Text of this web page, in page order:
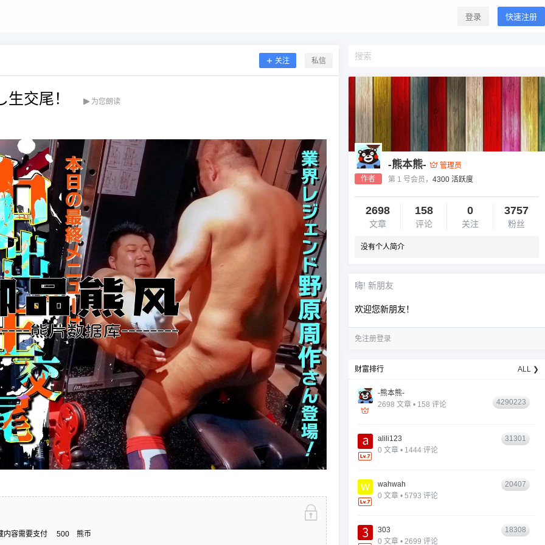
登录 快速注册
关注 私信
交尾！ 为您朗读
内容需要支付 500 熊币
作者
-熊本熊-
管理员
第 1 号会员， 4300 活跃度
2698
文章
158
评论
0
关注
3757
粉丝
没有个人简介
嗨! 新朋友
欢迎您新朋友！
免注册登录
财富排行 ALL ❯
-熊本熊-
2698 文章 • 158 评论
4290223
alili123
0 文章 • 1444 评论
31301
wahwah
0 文章 • 5793 评论
20407
303
0 文章 • 2699 评论
18308